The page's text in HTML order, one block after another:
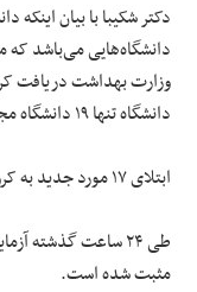
دکتر شکیبا با بیان
دانشگاه‌هایی می‌باشد که
دانشگاه تنها ۱۹ دانشگاه مجوز انجام این امر را دریافت کرده اند.
ابتلای ۱۷ مورد جدید به کرونا ویروس در استان زنجان
مثبت شده است.